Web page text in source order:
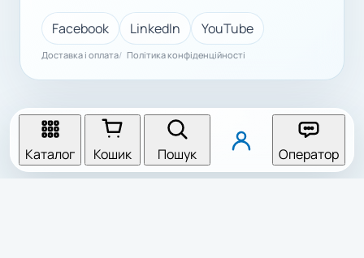
Facebook LinkedIn YouTube
Доставка і оплата Політика конфіденційності
Каталог Кошик Пошук Оператор